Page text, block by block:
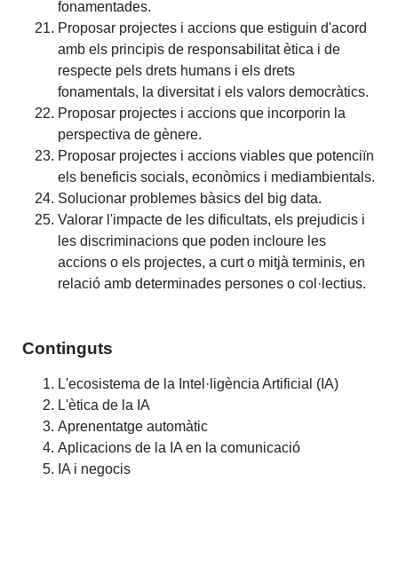
fonamentades.
Proposar projectes i accions que estiguin d'acord
amb els principis de responsabilitat ètica i de
respecte pels drets humans i els drets
fonamentals, la diversitat i els valors democràtics.
Proposar projectes i accions que incorporin la
perspectiva de gènere.
Proposar projectes i accions viables que potenciïn
els beneficis socials, econòmics i mediambientals.
Solucionar problemes bàsics del big data.
Valorar l'impacte de les dificultats, els prejudicis i
les discriminacions que poden incloure les
accions o els projectes, a curt o mitjà terminis, en
relació amb determinades persones o col·lectius.
Continguts
L'ecosistema de la Intel·ligència Artificial (IA)
L'ètica de la IA
Aprenentatge automàtic
Aplicacions de la IA en la comunicació
IA i negocis